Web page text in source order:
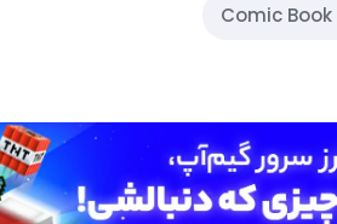
Comic Book